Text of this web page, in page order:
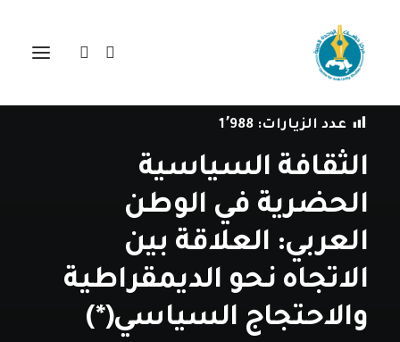
فيدراسات
عدد الزيارات: 1٬988
الثقافة السياسية
الحضرية في الوطن
العربي: العلاقة بين
الاتجاه نحو الديمقراطية
والاحتجاج السياسي(*)